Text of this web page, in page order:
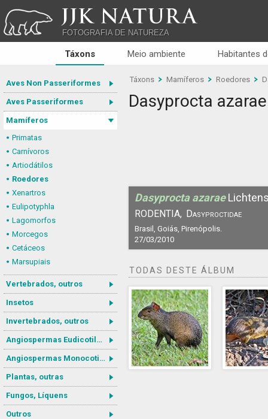
JJK NATURA
FOTOGRAFIA DE NATUREZA
Táxons Meio ambiente Habitantes
Aves Non Passeriformes
Aves Passeriformes
Mamíferos
Primatas
Carnívoros
Artiodátilos
Roedores
Xenartros
Eulipotyphla
Lagomorfos
Morcegos
Cetáceos
Marsupiais
Vertebrados, outros
Insetos
Invertebrados, outros
Angiospermas Eudicotiledôneas
Angiospermas Monocotiledôneas
Plantas, outras
Fungos, Líquens
Outros
Táxons Mamíferos Roedores
Dasyprocta azarae
Dasyprocta azarae
RODENTIA, Dasyproctidae
Brasil, Goiás, Pirenópolis.
27/03/2010
TODAS DESTE ÁLBUM